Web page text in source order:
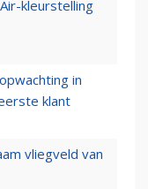
kleurstelling
in
klant
vliegveld van